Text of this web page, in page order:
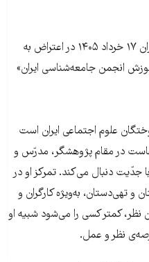
انجمن علمی جامعه‌شناسی دانشگاه تهران ۱۷ خرداد ۱۴۰۵ در اعتراض به
انجمن جامعه‌شناسی ایران»
علوم اجتماعی ایران است
در مقام پژوهشگر، مدرّس و
جدّیت دنبال می‌کند. تمرکز او در
تهی‌دستان، به‌ویژه کارگران و
نظر، کمتر کسی را می‌شود شبیه او
نظر و عمل.